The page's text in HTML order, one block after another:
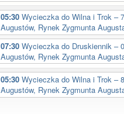
05:30 Wycieczka do Wilna i Trok –
Augustów, Rynek Zygmunta
07:30 Wycieczka do Druskiennik –
Augustów, Rynek Zygmunta
05:30 Wycieczka do Wilna i Trok –
Augustów, Rynek Zygmunta